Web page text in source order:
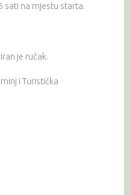
sati na mjestu starta.
je ručak.
i Turistička